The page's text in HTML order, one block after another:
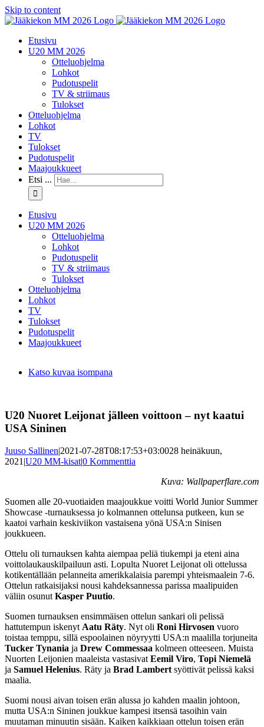
Skip to content
Etusivu
U20 MM 2026
Otteluohjelma
Lohkot
Pudotuspelit
TV & striimaus
Tulokset
Otteluohjelma
Lohkot
TV
Tulokset
Pudotuspelit
Maajoukkueet
Etsi ...
Etusivu
U20 MM 2026
Otteluohjelma
Lohkot
Pudotuspelit
TV & striimaus
Tulokset
Otteluohjelma
Lohkot
TV
Tulokset
Pudotuspelit
Maajoukkueet
Katso kuvaa isompana
U20 Nuoret Leijonat jälleen voittoon – nyt kaatui
USA Sininen
Juuso Sallinen|2021-07-28T08:17:53+03:0028 heinäkuun,
2021|U20 MM-kisat|0 Kommenttia
Kuva: Wallpaperflare.com
Suomen alle 20-vuotiaiden maajoukkue voitti World Junior Summer
Showcase -turnauksessa jo kolmannen ottelunsa putkeen, kun se
kaatoi varhain keskiviikon vastaisena yönä USA:n Sinisen
joukkueen.
Ottelu oli turnauksen kahta aiempaa peliä tiukempi ja eteni aina
voittolaukauskilpailuun asti. Lopulta Nuoret Leijonat oli ottelussa
kotikentällään pelanneita amerikkalaisia parempi yhteismaalein 7-6.
Ottelun ratkaisijaksi nousi kahdeksannessa parissa maalipuiden
väliin osunutKasper Puutio.
Suomen turnauksen ensimmäisen ottelun sankari oli pelissä
hattutempun iskenytAatu Räty. Nyt oli Roni Hirvosen vuoro
toistaa temppu, sillä espoolainen nöyryytti USA:n maalilla torjuneita
Tucker Tynania ja Drew Commessaa kolmeen otteeseen. Muista
Nuorten Leijonien maaleista vastasivatEemil Viro, Topi Niemelä
ja Samuel Helenius. Räty ja Brad Lambertsyöttivät pelissä kaksi
maalia.
Suomi nousi aivan toisen erän alussa jo kahden maalin johtoon,
mutta USA:n Sininen joukkue kampesi itsensä tasoihin vain
muutaman minuutin sisään. Kaiken kaikkiaan ottelun toisen erän